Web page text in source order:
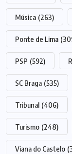
Música (263)
Ponte de Lima
PSP (592)
SC Braga (535)
Tribunal (406)
Turismo (248)
Viana do Castelo